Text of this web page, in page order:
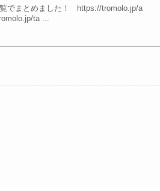
でまとめました！ https://tromolo.jp/a
ta ...